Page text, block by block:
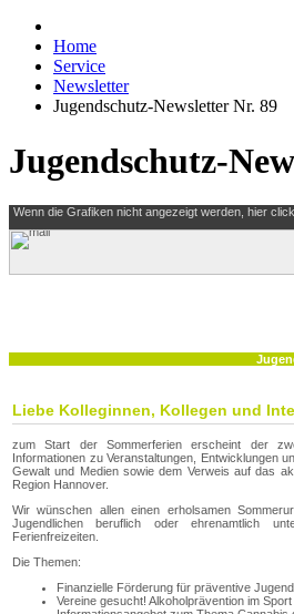
Home
Service
Newsletter
Jugendschutz-Newsletter Nr. 89
Jugendschutz-